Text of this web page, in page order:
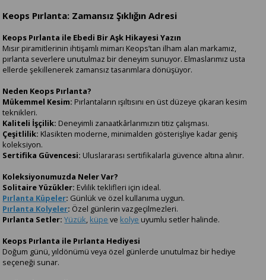
Keops Pırlanta: Zamansız Şıklığın Adresi
Keops Pırlanta ile Ebedi Bir Aşk Hikayesi Yazın
Mısır piramitlerinin ihtişamlı mimarı Keops’tan ilham alan markamız,
pırlanta severlere unutulmaz bir deneyim sunuyor. Elmaslarımız usta
ellerde şekillenerek zamansız tasarımlara dönüşüyor.
Neden Keops Pırlanta?
Mükemmel Kesim: Pırlantaların ışıltısını en üst düzeye çıkaran kesim
teknikleri.
Kaliteli İşçilik: Deneyimli zanaatkârlarımızın titiz çalışması.
Çeşitlilik: Klasikten moderne, minimalden gösterişliye kadar geniş
koleksiyon.
Sertifika Güvencesi: Uluslararası sertifikalarla güvence altına alınır.
Koleksiyonumuzda Neler Var?
Solitaire Yüzükler: Evlilik teklifleri için ideal.
Pırlanta Küpeler: Günlük ve özel kullanıma uygun.
Pırlanta Kolyeler: Özel günlerin vazgeçilmezleri.
Pırlanta Setler: Yüzük, küpe ve kolye uyumlu setler halinde.
Keops Pırlanta ile Pırlanta Hediyesi
Doğum günü, yıldönümü veya özel günlerde unutulmaz bir hediye
seçeneği sunar.